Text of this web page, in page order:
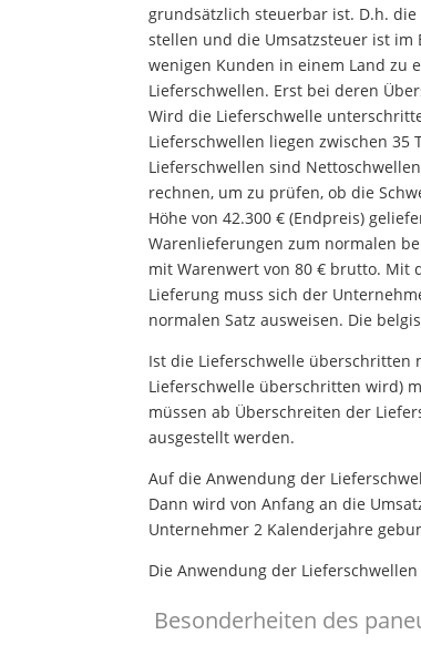
grundsätzlich steuerbar ist. D.h.
stellen und die Umsatzsteuer ist
wenigen Kunden in einem Land zu
Lieferschwellen. Erst bei deren
Wird die Lieferschwelle
Lieferschwellen liegen zwischen 35
Lieferschwellen sind
rechnen, um zu prüfen, ob die
Höhe von 42.300 € (Endpreis)
Warenlieferungen zum normalen
mit Warenwert von 80 € brutto. Mit
Lieferung muss sich der
normalen Satz ausweisen. Die
Ist die Lieferschwelle überschritten
Lieferschwelle überschritten wird)
müssen ab Überschreiten der
ausgestellt werden.
Auf die Anwendung der
Dann wird von Anfang an die
Unternehmer 2 Kalenderjahre
Die Anwendung der
Besonderheiten des